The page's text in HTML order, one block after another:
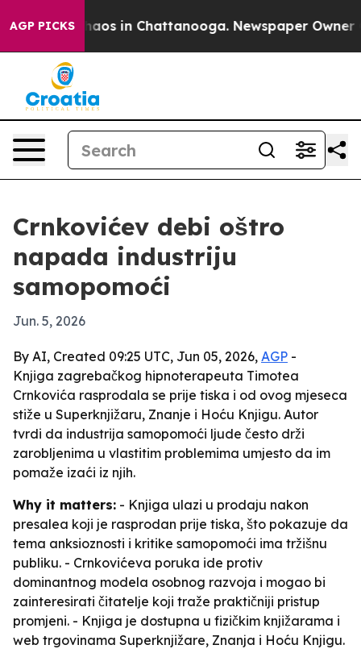
AGP PICKSChaos in Chattanooga. Newspaper Owner
Crnkovićev debi oštro
napada industriju
samopomoći
Jun. 5, 2026
By AI, Created 09:25 UTC, Jun 05, 2026, AGP -
Knjiga zagrebačkog hipnoterapeuta Timotea
Crnkovića rasprodala se prije tiska i od ovog mjeseca
stiže u Superknjižaru, Znanje i Hoću Knjigu. Autor
tvrdi da industrija samopomoći ljude često drži
zarobljenima u vlastitim problemima umjesto da im
pomaže izaći iz njih.
Why it matters: - Knjiga ulazi u prodaju nakon
presalea koji je rasprodan prije tiska, što pokazuje da
tema anksioznosti i kritike samopomoći ima tržišnu
publiku. - Crnkovićeva poruka ide protiv
dominantnog modela osobnog razvoja i mogao bi
zainteresirati čitatelje koji traže praktičniji pristup
promjeni. - Knjiga je dostupna u fizičkim knjižarama i
web trgovinama Superknjižare, Znanja i Hoću Knjigu.